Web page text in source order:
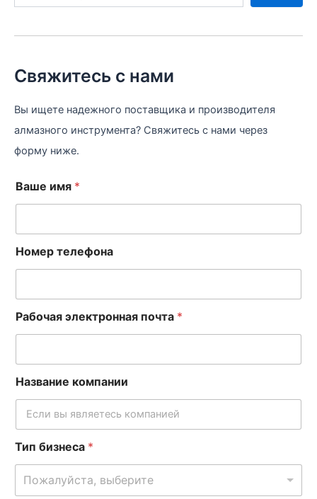
Свяжитесь с нами
Вы ищете надежного поставщика и производителя
алмазного инструмента? Свяжитесь с нами через
форму ниже.
б
с
а
а
л
В
а
ш
е
Ваше имя *
Номер телефона
Рабочая электронная почта *
Название компании
Тип бизнеса *
Пожалуйста, выберите